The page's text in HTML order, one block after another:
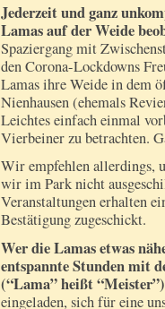
Jederzeit und ganz
Lamas auf der Weide
Spaziergang mit
den Corona-Lockdowns
Lamas ihre Weide in dem
Nienhausen (ehemals
Leichtes einfach einmal
Vierbeiner zu betrachten.
Wir empfehlen allerdings,
wir im Park nicht
Veranstaltungen erhalten
Bestätigung zugeschickt.
Wer die Lamas etwas
entspannte Stunden mit
(“Lama” heißt
eingeladen, sich für eine